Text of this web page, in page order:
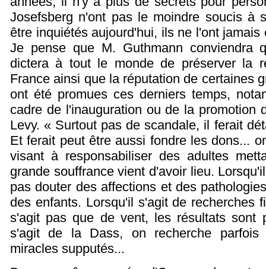
Josefsberg n'ont pas le moindre soucis à
être inquiétés aujourd'hui, ils ne l'ont
Je pense que M. Guthmann conviendra
dictera à tout le monde de préserver la
France ainsi que la réputation de certaines
ont été promues ces derniers temps,
cadre de l'inauguration ou de la promotion
Levy. « Surtout pas de scandale, il ferait
Et ferait peut être aussi fondre les dons...
visant à responsabiliser des adultes
grande souffrance vient d'avoir lieu.
pas douter des affections et des
des enfants. Lorsqu'il s'agit de recherches
s'agit pas que de vent, les résultats sont
s'agit de la Dass, on recherche parfois
miracles supputés...